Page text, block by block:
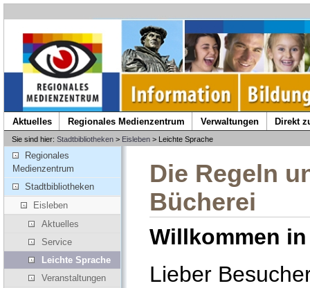
Aktuelles Regionales Medienzentrum Verwaltungen Direkt
Sie sind hier: Stadtbibliotheken> Eisleben> Leichte Sprache
Regionales
Medienzentrum
Stadtbibliotheken
Eisleben
Aktuelles
Service
Leichte Sprache
Veranstaltungen
Die Regeln
Bücherei
Willkommen
Lieber